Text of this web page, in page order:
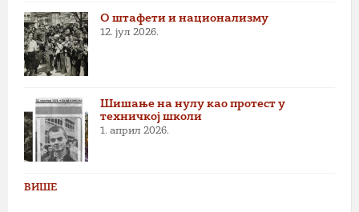
О штафети и национализму
12. јул 2026.
Шишање на нулу као протест у
техничкој школи
1. април 2026.
ВИШЕ